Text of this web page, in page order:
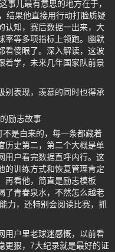
事儿最有意思的地方在于，
结果他直接用行动打脸质疑
认知，赛后数据一出来，大
率等多项指标上领跑。幽默
看傻眼了。深入解读，这波
着学，未来几年国家队前景
别表现，羡慕的同时也得承
励志故事
是白来的，每一条都藏着
历史第二，第二个大概是单
用户看完数据直呼内行。这
的训练方式和恢复管理肯定
再看他，简直是励志模板
了青春泉水，不然怎么越老
力，还特别会阅读比赛，抓
用户里老球迷感慨，以前看
更狠，7大纪录就是最好的证